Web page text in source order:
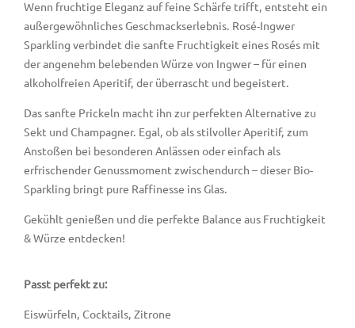
Wenn fruchtige Eleganz auf feine Schärfe trifft, entsteht ein
außergewöhnliches Geschmackserlebnis. Rosé-Ingwer
Sparkling verbindet die sanfte Fruchtigkeit eines Rosés mit
der angenehm belebenden Würze von Ingwer – für einen
alkoholfreien Aperitif, der überrascht und begeistert.
Das sanfte Prickeln macht ihn zur perfekten Alternative zu
Sekt und Champagner. Egal, ob als stilvoller Aperitif, zum
Anstoßen bei besonderen Anlässen oder einfach als
erfrischender Genussmoment zwischendurch – dieser Bio-
Sparkling bringt pure Raffinesse ins Glas.
Gekühlt genießen und die perfekte Balance aus Fruchtigkeit
& Würze entdecken!
Passt perfekt zu:
Eiswürfeln, Cocktails, Zitrone